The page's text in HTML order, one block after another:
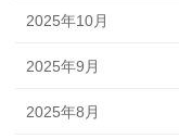
2025年10月
2025年9月
2025年8月